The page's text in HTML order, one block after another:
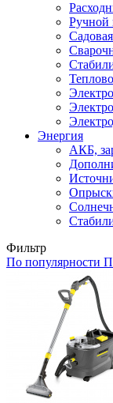
Ручной
Энергия
АКБ,
Фильтр
По популярности